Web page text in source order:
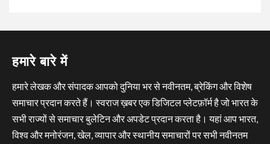
हमारे बारे में
हमारे लेखक और संपादक आपको दुनिया भर से नवीनतम, ब्रेकिंग और विशेष
समाचार प्रदान करते हैं। स्वराज ख़बर एक डिजिटल प्लेटफ़ॉर्म है जो भारत के
सभी राज्यों से समाचार बुलेटिन और अपडेट प्रदान करता है। यहां आप भारत,
विश्व और मनोरंजन, खेल, व्यापार और स्थानीय समाचारों पर सभी नवीनतम